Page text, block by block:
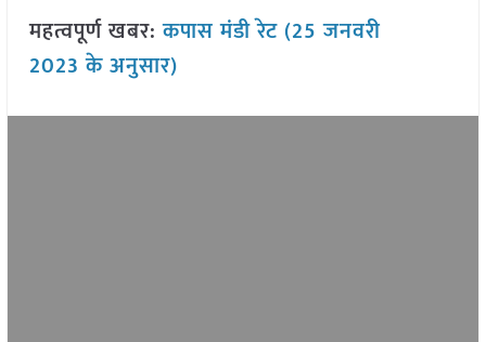
महत्वपूर्ण खबर:कपास मंडी रेट (25 जनवरी
2023 के अनुसार)